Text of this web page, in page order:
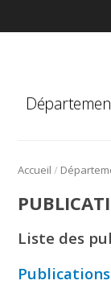
Accueil /
Liste des